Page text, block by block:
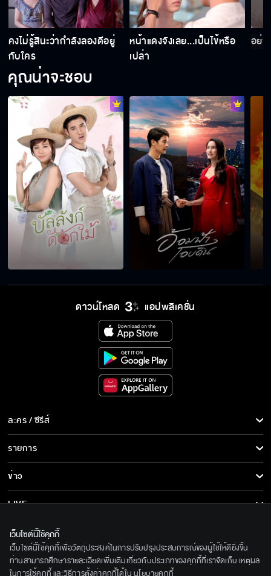
สั่งสอนหลานสาวของยาย ไมให้มายุ่งกับลูกชาย
ฉันอีก!!
ภูวดลมีสิทธิ์เป็นพี่ป้องของแป้ง!!!
แป้งถูกยิง!!
ยายกับพี่ป้องเป็นชีวิตของแป้ง
เอาผิดคนร้ายได้แล้ว
ความทรงจำสีจาง เริ่ม 17 ก.ย. นี้
ความทรงจำสีจาง เร็ว ๆ นี้
คงไม่รู้สินะว่ากำลังลองดีอยู่
กับใคร
หน้าแดงจังเลย...เป็นไข้หรือ
เปล่า
อย่า
คุณน่าจะชอบ
ดาวน์โหลด แอปพลิเคชั่น
ละคร / ซีรีส์
ละคร/ซีรีส์
ซีรีส์นานาชาติ
การ์ตูน & เกม
รายการ
รายการทั้งหมด
ข่าว
ข่าวทั้งหมด
ข่าวประชาสัมพันธ์
LIVE
เกี่ยวกับเรา
BEC World
ติดตามเราได้ที่
เว็บไซต์นี้ใช้คุกกี้
เว็บไซต์นี้ใช้คุกกี้เพื่อวัตถุประสงค์ในการปรับปรุงประสบการณ์ของผู้ใช้ให้ดียิ่งขึ้น
ท่านสามารถศึกษารายละเอียดเพิ่มเติมเกี่ยวกับประเภทของคุกกี้ที่เราจัดเก็บ เหตุผล
ในการใช้คุกกี้ และวิธีการตั้งค่าคุกกี้ได้ใน นโยบายคุกกี้